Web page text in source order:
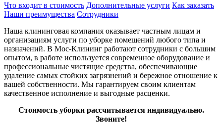
Что входит в стоимость Дополнительные услуги Как заказать
Наши преимущества Сотрудники
Наша клининговая компания оказывает частным лицам и
организациям услуги по уборке помещений любого типа и
назначений. В Мос-Клининг работают сотрудники с большим
опытом, в работе используется современное оборудование и
профессиональные чистящие средства, обеспечивающие
удаление самых стойких загрязнений и бережное отношение к
вашей собственности. Мы гарантируем своим клиентам
качественное исполнение и выгодные расценки.
Стоимость уборки рассчитывается индивидуально.
Звоните!